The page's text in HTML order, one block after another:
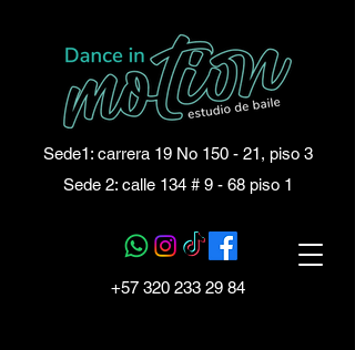
+57 320 233 29 84
Sede1: carrera 19 No 150 - 21, piso 3
Sede 2: calle 134 # 9 - 68 piso 1